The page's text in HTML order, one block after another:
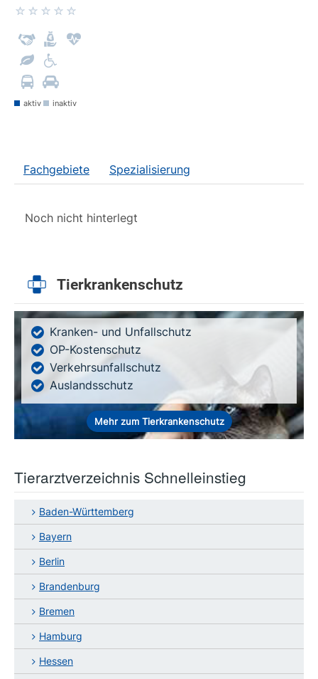
aktiv inaktiv
Fachgebiete Spezialisierung
Noch nicht hinterlegt
Tierkrankenschutz
Kranken- und Unfallschutz
OP-Kostenschutz
Verkehrsunfallschutz
Auslandsschutz
Mehr zum Tierkrankenschutz
Tierarztverzeichnis Schnelleinstieg
Baden-Württemberg
Bayern
Berlin
Brandenburg
Bremen
Hamburg
Hessen